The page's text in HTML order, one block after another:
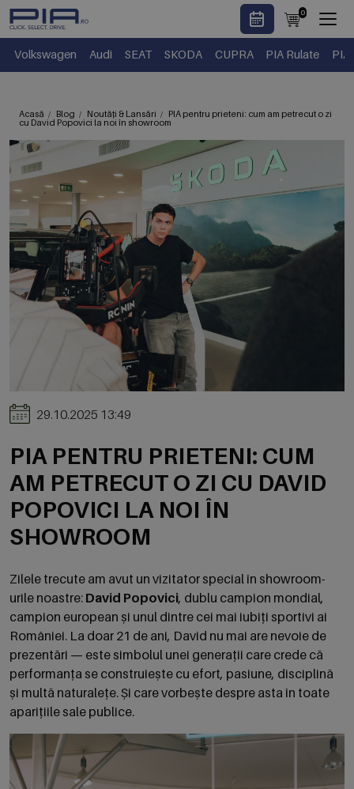
0
Volkswagen Audi SEAT SKODA CUPRA PIA Rulate PIA
Acasă Blog Noutăți & Lansări PIA pentru prieteni: cum am petrecut o zi
cu David Popovici la noi în showroom
29.10.2025 13:49
PIA PENTRU PRIETENI: CUM
AM PETRECUT O ZI CU DAVID
POPOVICI LA NOI ÎN
SHOWROOM
Zilele trecute am avut un vizitator special în showroom-
urile noastre: David Popovici, dublu campion mondial,
campion european și unul dintre cei mai iubiți sportivi ai
României. La doar 21 de ani, David nu mai are nevoie de
prezentări — este simbolul unei generații care crede că
performanța se construiește cu efort, pasiune, disciplină
și multă naturalețe. Și care vorbește despre asta în toate
aparițiile sale publice.